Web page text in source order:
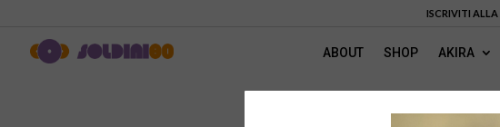
ISCRIVITI ALLA
ABOUT SHOP AKIRA